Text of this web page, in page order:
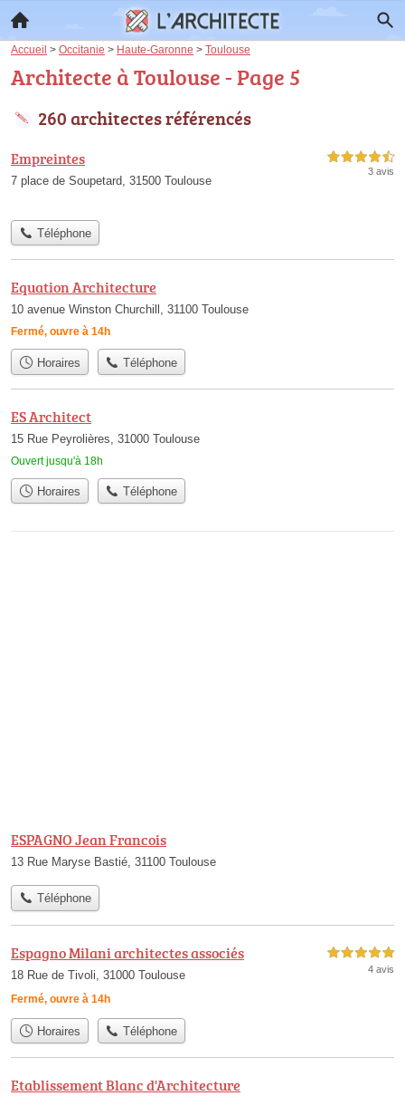
Accueil > Occitanie > Haute-Garonne > Toulouse
Architecte à Toulouse - Page 5
260 architectes référencés
Empreintes
7 place de Soupetard, 31500 Toulouse
4,5 étoiles sur 5
3 avis
Téléphone
Equation Architecture
10 avenue Winston Churchill, 31100 Toulouse
Fermé, ouvre à 14h
Horaires Téléphone
ES Architect
15 Rue Peyrolières, 31000 Toulouse
Ouvert jusqu'à 18h
Horaires Téléphone
ESPAGNO Jean Francois
13 Rue Maryse Bastié, 31100 Toulouse
Téléphone
Espagno Milani architectes associés
18 Rue de Tivoli, 31000 Toulouse
Fermé, ouvre à 14h
5,0 étoiles sur 5
4 avis
Horaires Téléphone
Etablissement Blanc d'Architecture